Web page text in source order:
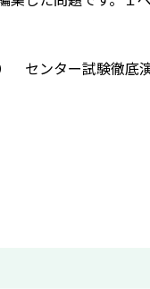
センター試験徹底